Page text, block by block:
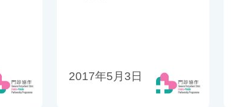
2017年5月3日